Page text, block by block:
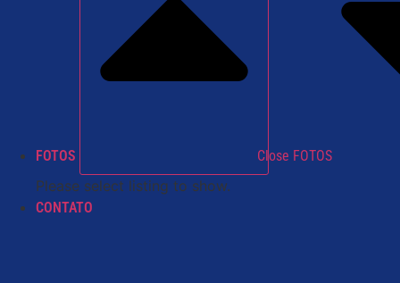
FOTOS Close FOTOS
Please select listing to show.
CONTATO